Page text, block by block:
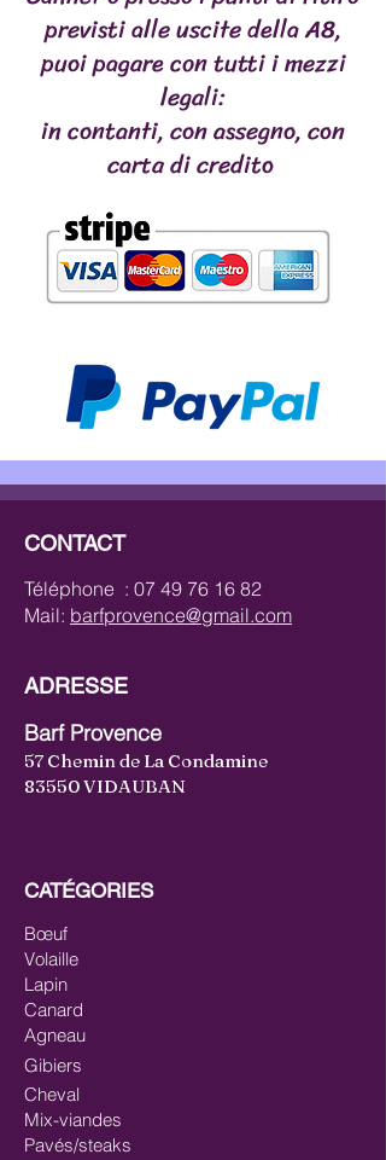
previsti alle uscite della A8,
puoi pagare con tutti i mezzi
legali:
in contanti, con assegno, con
carta di credito
CONTACT
Téléphone : 07 49 76 16 82
Mail: barfprovence@gmail.com
ADRESSE
Barf Provence
57 Chemin de La Condamine
83550 VIDAUBAN
CATÉGORIES
Bœuf
Volaille
Lapin
Canard
Agneau
Gibiers
Cheval
Mix-viandes
Pavés/steaks